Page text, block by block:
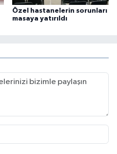
Özel hastanelerin sorunları
masaya yatırıldı